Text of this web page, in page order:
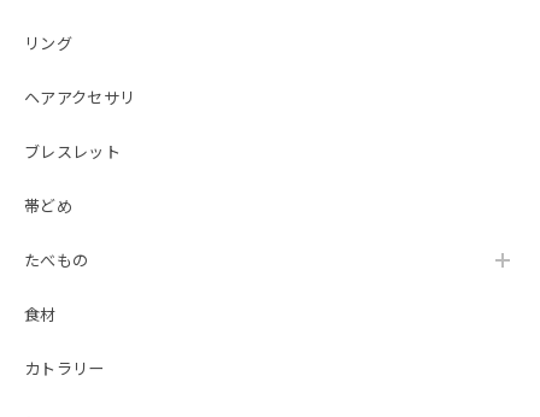
リング
ヘアアクセサリ
ブレスレット
帯どめ
たべもの
食材
カトラリー